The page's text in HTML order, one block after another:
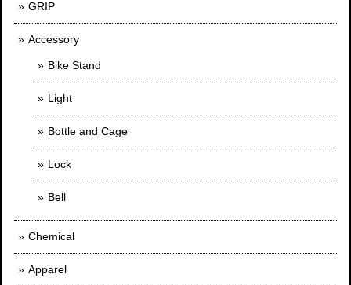
GRIP
Accessory
Bike Stand
Light
Bottle and Cage
Lock
Bell
Chemical
Apparel